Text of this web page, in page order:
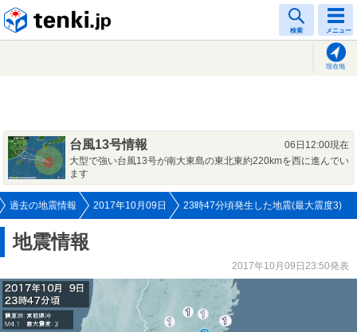
検索 メニュー
現在地
台風13号情報
06日12:00現在
大型で強い台風13号が南大東島の東北東約220kmを西に進んでい
ます
過去の地震情報 2017年10月09日 23時47分頃発生した地震(最大震度3)
地震情報
2017年10月09日23:50発表